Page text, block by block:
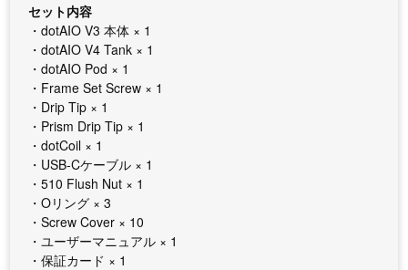
セット内容
・dotAIO V3 本体 × 1
・dotAIO V4 Tank × 1
・dotAIO Pod × 1
・Frame Set Screw × 1
・Drip Tip × 1
・Prism Drip Tip × 1
・dotCoil × 1
・USB-Cケーブル × 1
・510 Flush Nut × 1
・Oリング × 3
・Screw Cover × 10
・ユーザーマニュアル × 1
・保証カード × 1